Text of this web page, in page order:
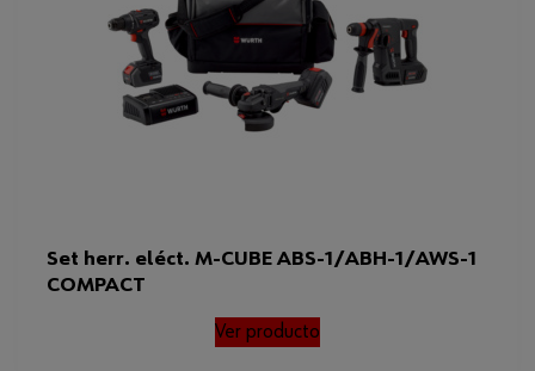
Set herr. eléct. M-CUBE ABS-1/ABH-1/AWS-1
COMPACT
Ver producto